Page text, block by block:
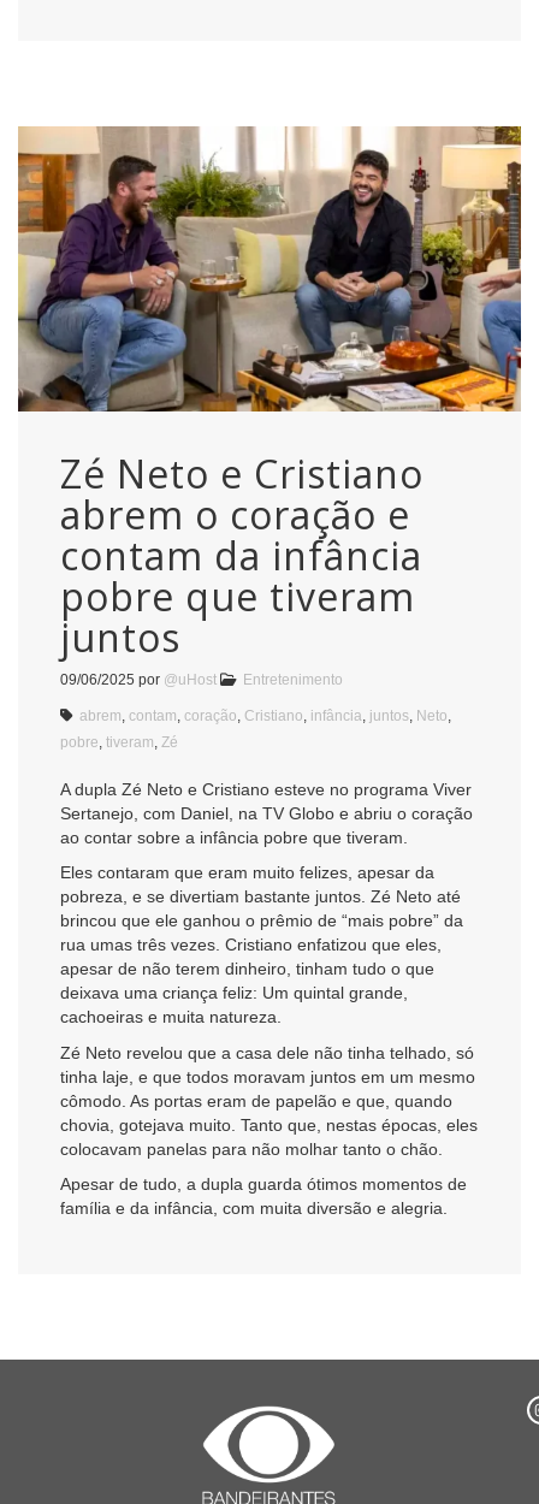
Zé Neto e Cristiano
abrem o coração e
contam da infância
pobre que tiveram
juntos
09/06/2025 por @uHost Entretenimento
abrem contam coração Cristiano infância juntos Neto
pobre tiveram Zé
A dupla Zé Neto e Cristiano esteve no programa Viver
Sertanejo, com Daniel, na TV Globo e abriu o coração
ao contar sobre a infância pobre que tiveram.
Eles contaram que eram muito felizes, apesar da
pobreza, e se divertiam bastante juntos. Zé Neto até
brincou que ele ganhou o prêmio de “mais pobre” da
rua umas três vezes. Cristiano enfatizou que eles,
apesar de não terem dinheiro, tinham tudo o que
deixava uma criança feliz: Um quintal grande,
cachoeiras e muita natureza.
Zé Neto revelou que a casa dele não tinha telhado, só
tinha laje, e que todos moravam juntos em um mesmo
cômodo. As portas eram de papelão e que, quando
chovia, gotejava muito. Tanto que, nestas épocas, eles
colocavam panelas para não molhar tanto o chão.
Apesar de tudo, a dupla guarda ótimos momentos de
família e da infância, com muita diversão e alegria.